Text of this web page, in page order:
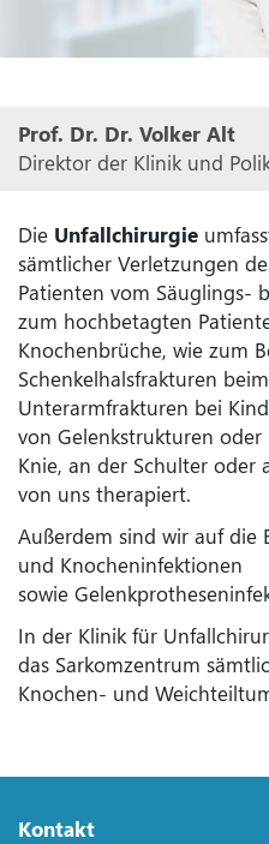
Die Unfallchirurgie
sämtlicher Verletzungen
Patienten vom Säuglings-
zum hochbetagten
Knochenbrüche, wie zum
Schenkelhalsfrakturen
Unterarmfrakturen bei
von Gelenkstrukturen
Knie, an der Schulter oder
von uns therapiert.
Außerdem sind wir auf die
und Knocheninfektionen
sowie
In der Klinik für
das Sarkomzentrum
Knochen- und
Prof. Dr. Dr. Volker Alt
Direktor der Klinik und
Kontakt